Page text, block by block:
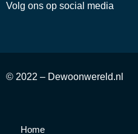
Volg ons op social media
© 2022 – Dewoonwereld.nl
Home